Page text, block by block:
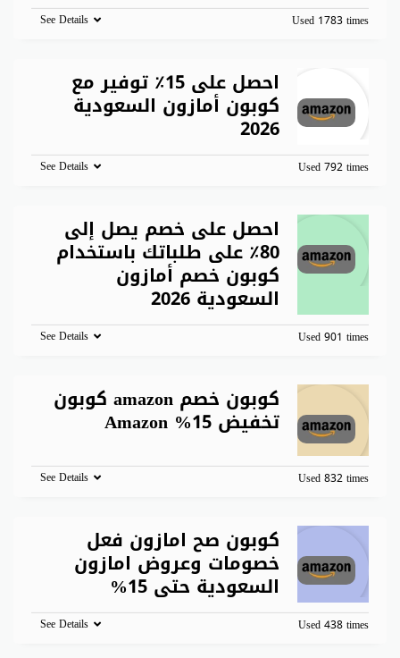
Used 1783 times
See Details
احصل على 15٪ توفير مع
كوبون أمازون السعودية
2026
Used 792 times
See Details
احصل على خصم يصل إلى
80٪ على طلباتك باستخدام
كوبون خصم أمازون
السعودية 2026
Used 901 times
See Details
كوبون خصم amazon كوبون
تخفيض 15% Amazon
Used 832 times
See Details
كوبون صح امازون فعل
خصومات وعروض امازون
السعودية حتى 15%
Used 438 times
See Details